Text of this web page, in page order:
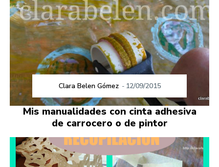
Clara Belen Gómez - 12/09/2015
Mis manualidades con cinta adhesiva
de carrocero o de pintor